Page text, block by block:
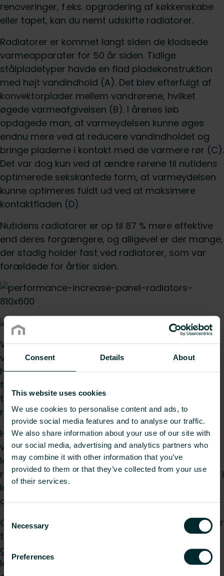
Consent Details About
This website uses cookies
We use cookies to personalise content and ads, to
provide social media features and to analyse our traffic.
We also share information about your use of our site with
our social media, advertising and analytics partners who
may combine it with other information that you’ve
provided to them or that they’ve collected from your use
of their services.
Selection
Necessary
Preferences
renoveringer, f.eks. opgradering af køkkenskabe
eller tapet, kan du nemt udskifte radiatorer.
Radiatorer er kommet langt siden de klodsede
varmeapparater for 50 år siden. Tidlige
stålpladetyper havde en flad pladekonstruktion
med højt vandindhold (A). Det blev efterfulgt af
konvektorplader mellem vandrørene, hvilket
øgede varmeafgivelsen (B). I årenes løb
opdagede man, at varmeydelsen kunne øges
endnu mere ved at reducere vandindholdet og
bringe pladerne i kontakt med de varmere rør (C).
Det var dog kun ved at ændre rørene til nutidens
optimerede sekskantede form, at varmeydelsen
kunne optimeres fuldt ud ved at maksimere
kontaktfladen (D).
Nutidens radiatorer er op til 87 % mere effektive
end deres forgængere, og alligevel er der mange,
der stadig holder fast ved radiatorer, som var
forældede for årtier siden.
Ved renovering af en privat bolig med et
vandbaseret varmesystem er radiatorerne ofte
helt uberørte. Men for en professionel er det
tydeligt, at rørene eller dele af rørene og
termostathovedet skal udskiftes. Men den gamle
radiator bibeholdes.
Hvis oliefyret udskiftes med en geotermisk
varmepumpe eller et andet
lavtemperatursystem, er det ekstremt vigtigt, at
radiatorerne også kontrolleres. Det skyldes, at de i
langt de fleste tilfælde skal tilpasses for at sikre
optimal ydeevne.
Gamle radiatorer fungerer ikke optimalt, når de er
tilsluttet lavtemperatursystemer. Til gengæld
giver radiatorer i passende størrelser i
lavtemperatursystemer energibesparelser og